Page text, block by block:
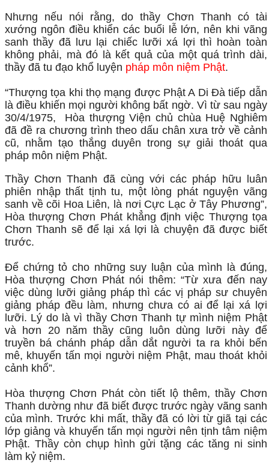
Nhưng nếu nói rằng, do thầy Chơn Thanh có tài
xướng ngôn điều khiển các buổi lễ lớn, nên khi vãng
sanh thầy đã lưu lại chiếc lưỡi xá lợi thì hoàn toàn
không phải, mà đó là kết quả của một quá trình dài,
thầy đã tu đạo khổ luyện pháp môn niệm Phật.
“Thượng tọa khi thọ mạng được Phật A Di Đà tiếp dẫn
là điều khiến mọi người không bất ngờ. Vì từ sau ngày
30/4/1975, Hòa thượng Viện chủ chùa Huệ Nghiêm
đã đề ra chương trình theo dấu chân xưa trở về cảnh
cũ, nhằm tạo thắng duyên trong sự giải thoát qua
pháp môn niệm Phật.
Thầy Chơn Thanh đã cùng với các pháp hữu luân
phiên nhập thất tịnh tu, một lòng phát nguyện vãng
sanh về cõi Hoa Liên, là nơi Cực Lạc ở Tây Phương”,
Hòa thượng Chơn Phát khẳng định việc Thượng tọa
Chơn Thanh sẽ để lại xá lợi là chuyện đã được biết
trước.
Để chứng tỏ cho những suy luận của mình là đúng,
Hòa thượng Chơn Phát nói thêm: “Từ xưa đến nay
việc dùng lưỡi giảng pháp thì các vị pháp sư chuyên
giảng pháp đều làm, nhưng chưa có ai để lại xá lợi
lưỡi. Lý do là vì thầy Chơn Thanh tự mình niệm Phật
và hơn 20 năm thầy cũng luôn dùng lưỡi này để
truyền bá chánh pháp dẫn dắt người ta ra khỏi bến
mê, khuyến tấn mọi người niệm Phật, mau thoát khỏi
cảnh khổ”.
Hòa thượng Chơn Phát còn tiết lộ thêm, thầy Chơn
Thanh dường như đã biết được trước ngày vãng sanh
của mình. Trước khi mất, thầy đã có lời từ giã tại các
lớp giảng và khuyến tấn mọi người nên tịnh tâm niệm
Phật. Thầy còn chụp hình gửi tặng các tăng ni sinh
làm kỷ niệm.